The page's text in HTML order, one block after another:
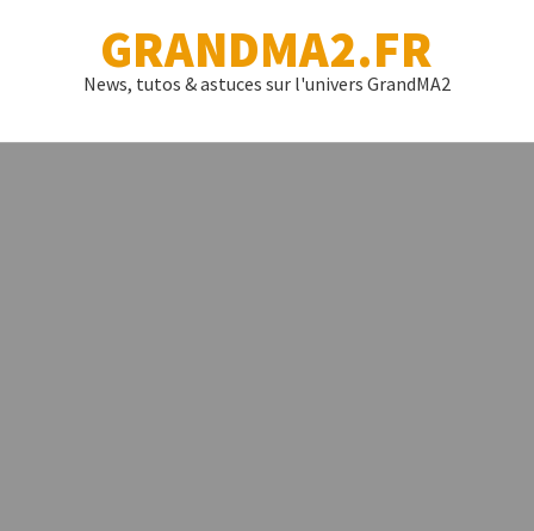
GRANDMA2.FR
News, tutos & astuces sur l'univers GrandMA2